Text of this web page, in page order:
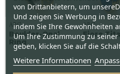
ABC
Boulder-Opal
Ring
ABC
Fiore
von Drittanbietern, um
Und zeigen Sie Werbung in
indem Sie Ihre Gewohnheiten
Um Ihre Zustimmung zu
geben, klicken Sie auf die
Weitere Informationen